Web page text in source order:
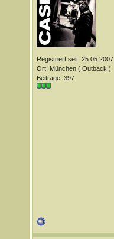
Registriert seit: 25.05.2007
Ort: München ( Outback )
Beiträge: 397